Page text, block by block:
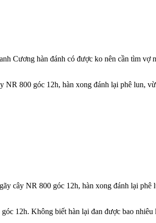
Cương hàn đánh có được ko nên cần tìm vợ
NR 800 góc 12h, hàn xong đánh lại phê lun,
cây NR 800 góc 12h, hàn xong đánh lại phê
12h. Không biết hàn lại đan được bao